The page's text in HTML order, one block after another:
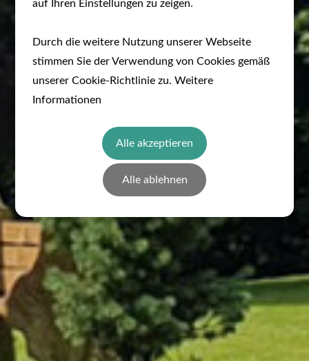
auf Ihren Einstellungen zu zeigen.
Durch die weitere Nutzung unserer Webseite
stimmen Sie der Verwendung von Cookies gemäß
unserer Cookie-Richtlinie zu. Weitere
Informationen
Alle akzeptieren
Alle ablehnen